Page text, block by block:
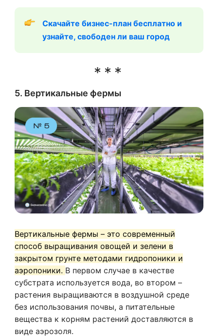
Скачайте бизнес-план бесплатно и
узнайте, свободен ли ваш город
5. Вертикальные фермы
Вертикальные фермы – это современный
способ выращивания овощей и зелени в
закрытом грунте методами гидропоники и
аэропоники. В первом случае в качестве
субстрата используется вода, во втором –
растения выращиваются в воздушной среде
без использования почвы, а питательные
вещества к корням растений доставляются в
виде аэрозоля.